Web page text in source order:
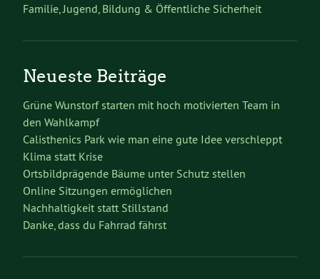
Familie, Jugend, Bildung & Öffentliche Sicherheit
Neueste Beiträge
Grüne Wunstorf starten mit hoch motivierten Team in
den Wahlkampf
Calisthenics Park wie man eine gute Idee verschleppt
Klima statt Krise
Ortsbildprägende Bäume unter Schutz stellen
Online Sitzungen ermöglichen
Nachhaltigkeit statt Stillstand
Danke, dass du Fahrrad fährst